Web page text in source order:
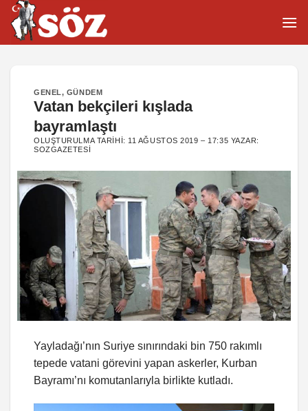
İçeriğe
atla
GENEL, GÜNDEM
Vatan bekçileri kışlada
bayramlaştı
OLUŞTURULMA TARIHI: 11 AĞUSTOS 2019 – 17:35 YAZAR:
SOZGAZETESI
Yayladağı’nın Suriye sınırındaki bin 750 rakımlı
tepede vatani görevini yapan askerler, Kurban
Bayramı’nı komutanlarıyla birlikte kutladı.